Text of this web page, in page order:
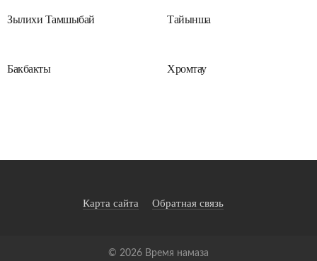
Зылихи Тамшыбай Тайынша
Бакбакты Хромтау
Карта сайта Обратная связь
© 2026 Время намаза